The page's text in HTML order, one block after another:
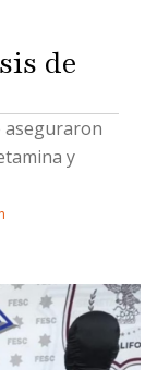
de
aseguraron
y